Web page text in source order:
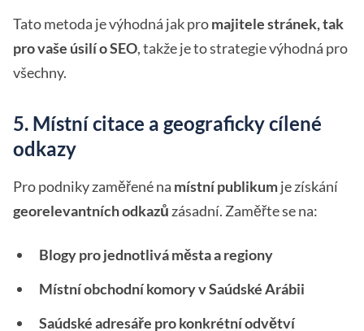
Tato metoda je výhodná jak promajitele stránek, tak
pro vaše úsilí o SEO, takže je to strategie výhodná pro
všechny.
5. Místní citace a geograficky cílené
odkazy
Pro podniky zaměřené na místní publikumje získání
georelevantních odkazů zásadní. Zaměřte se na:
Blogy pro jednotlivá města a regiony
Místní obchodní komory v Saúdské Arábii
Saúdské adresáře pro konkrétní odvětví